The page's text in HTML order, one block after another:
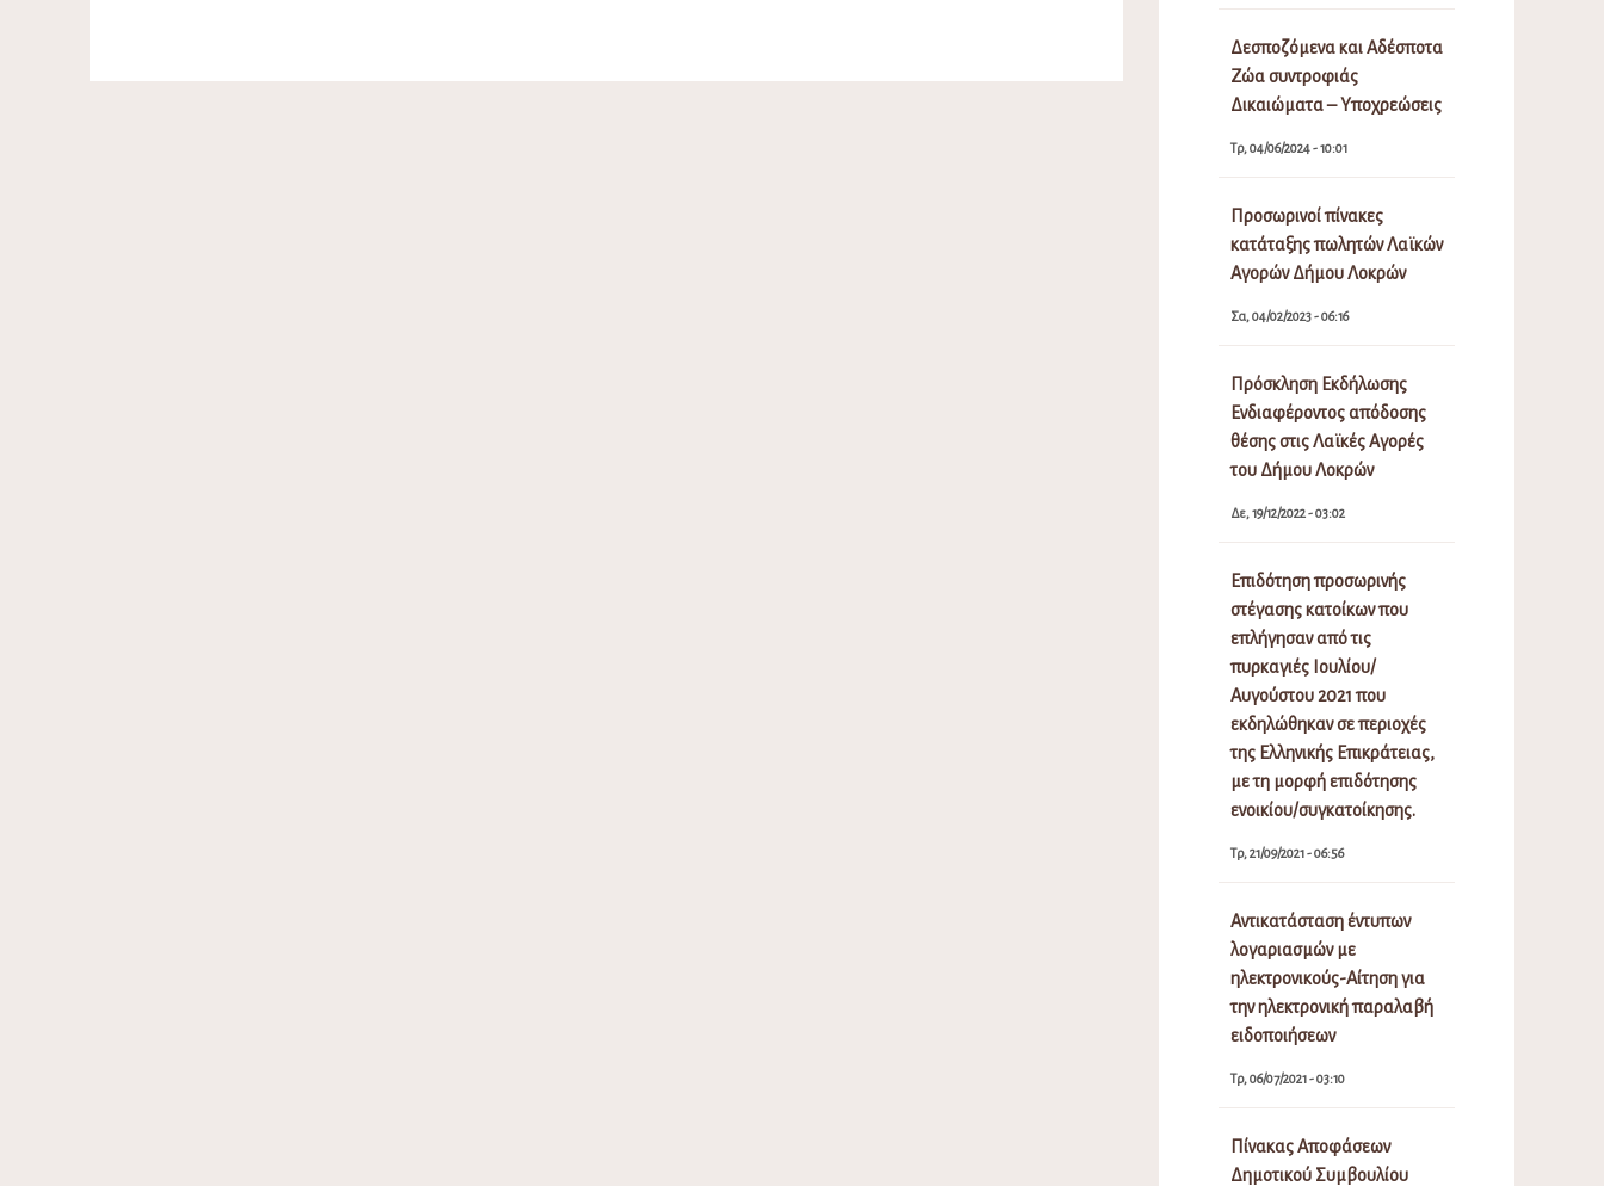
Δεσποζόμενα και Αδέσποτα
Ζώα συντροφιάς
Δικαιώματα – Υποχρεώσεις
Τρ, 04/06/2024 - 10:01
Προσωρινοί πίνακες
κατάταξης πωλητών Λαϊκών
Αγορών Δήμου Λοκρών
Σα, 04/02/2023 - 06:16
Πρόσκληση Εκδήλωσης
Ενδιαφέροντος απόδοσης
θέσης στις Λαϊκές Αγορές
του Δήμου Λοκρών
Δε, 19/12/2022 - 03:02
Επιδότηση προσωρινής
στέγασης κατοίκων που
επλήγησαν από τις
πυρκαγιές Ιουλίου/
Αυγούστου 2021 που
εκδηλώθηκαν σε περιοχές
της Ελληνικής Επικράτειας,
με τη μορφή επιδότησης
ενοικίου/συγκατοίκησης.
Τρ, 21/09/2021 - 06:56
Αντικατάσταση έντυπων
λογαριασμών με
ηλεκτρονικούς-Αίτηση για
την ηλεκτρονική παραλαβή
ειδοποιήσεων
Τρ, 06/07/2021 - 03:10
Πίνακας Αποφάσεων
Δημοτικού Συμβουλίου